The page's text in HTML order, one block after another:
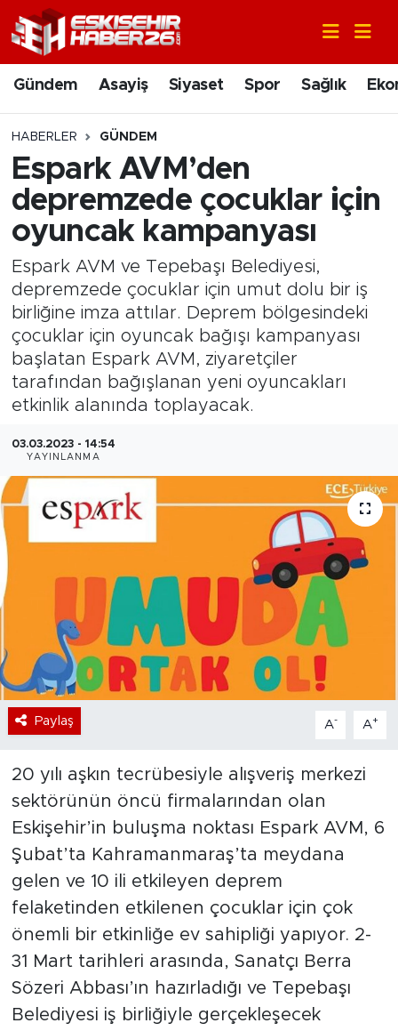
Gündem Asayiş Siyaset Spor Sağlık
HABERLER GÜNDEM
Espark AVM’den
depremzede çocuklar için
oyuncak kampanyası
Espark AVM ve Tepebaşı Belediyesi,
depremzede çocuklar için umut dolu bir iş
birliğine imza attılar. Deprem bölgesindeki
çocuklar için oyuncak bağışı kampanyası
başlatan Espark AVM, ziyaretçiler
tarafından bağışlanan yeni oyuncakları
etkinlik alanında toplayacak.
03.03.2023 - 14:54
YAYINLANMA
Paylaş A- A+
20 yılı aşkın tecrübesiyle alışveriş merkezi
sektörünün öncü firmalarından olan
Eskişehir’in buluşma noktası Espark AVM, 6
Şubat’ta Kahramanmaraş’ta meydana
gelen ve 10 ili etkileyen deprem
felaketinden etkilenen çocuklar için çok
önemli bir etkinliğe ev sahipliği yapıyor. 2-
31 Mart tarihleri arasında, Sanatçı Berra
Sözeri Abbası’ın hazırladığı ve Tepebaşı
Belediyesi iş birliğiyle gerçekleşecek
Gündem
Asayiş
Siyaset
Spor
Ekonomi
Eğitim
Sanat
Teknoloji
Magazin
Nöbetçi Eczaneler
Hava Durumu
Trafik Durumu
Süper Lig Puan Durumu ve Fikstür
Son Dakika Haberleri
Haber Arşivi